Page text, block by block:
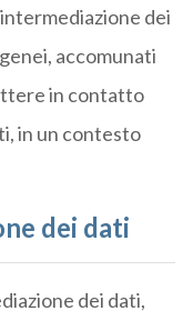
dei
accomunati
in contatto
in un contesto
dei dati
dei dati,